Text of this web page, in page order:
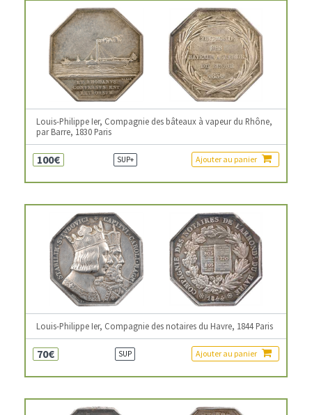
Louis-Philippe Ier, Compagnie des bâteaux à vapeur du Rhône,
par Barre, 1830 Paris
100€ SUP+ Ajouter au panier
Louis-Philippe Ier, Compagnie des notaires du Havre, 1844 Paris
70€ SUP Ajouter au panier